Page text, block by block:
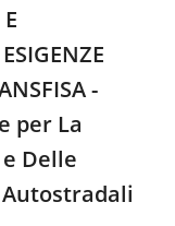
-
per La
Delle